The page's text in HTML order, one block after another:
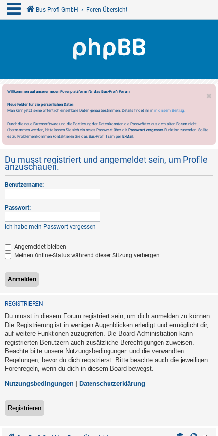
Bus-Profi GmbH Foren-Übersicht
Willkommen auf unserer neuen Forenplattform für das Bus-Profi Forum
Neue Felder für die persönlichen Daten
Man kann jetzt seine öffentlich einsehbare Daten genau bestimmen. Details findet ihr in in diesem Beitrag.
Durch die neue Forensoftware und die Portierung der Daten konnten die Passwörter aus dem alten Forum nicht
übernommen werden, bitte lassen Sie sich ein neues Passwort über die Passwort vergessen Funktion zusenden. Sollte
es zu Problemen kommen kontaktieren Sie das Bus-Profi Team per E-Mail.
Du musst registriert und angemeldet sein, um Profile
anzuschauen.
Benutzername:
Passwort:
Ich habe mein Passwort vergessen
Angemeldet bleiben
Meinen Online-Status während dieser Sitzung verbergen
REGISTRIEREN
Du musst in diesem Forum registriert sein, um dich anmelden zu können.
Die Registrierung ist in wenigen Augenblicken erledigt und ermöglicht dir,
auf weitere Funktionen zuzugreifen. Die Board-Administration kann
registrierten Benutzern auch zusätzliche Berechtigungen zuweisen.
Beachte bitte unsere Nutzungsbedingungen und die verwandten
Regelungen, bevor du dich registrierst. Bitte beachte auch die jeweiligen
Forenregeln, wenn du dich in diesem Board bewegst.
Nutzungsbedingungen Datenschutzerklärung
Registrieren